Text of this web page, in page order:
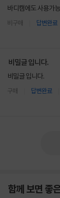
바디캠에도 사용가
비구매 답변완료
비밀글 입니다.
비밀글 입니다.
구매 답변완료
함께 보면 좋